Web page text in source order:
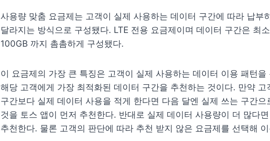
사용량 맞춤 요금제는 고객이 실제 사용하는 데이터 구간에 따라 납부
달라지는 방식으로 구성됐다. LTE 전용 요금제이며 데이터 구간은 최
100GB 까지 촘촘하게 구성됐다.
이 요금제의 가장 큰 특징은 고객이 실제 사용하는 데이터 이용 패턴을
해당 고객에게 가장 최적화된 데이터 구간을 추천하는 것이다. 만약 고
구간보다 실제 데이터 사용을 적게 한다면 다음 달엔 실제 쓰는 구간으
것을 토스 앱이 먼저 추천한다. 반대로 실제 데이터 사용량이 더 많다
추천한다. 물론 고객의 판단에 따라 추천 받지 않은 요금제를 선택해